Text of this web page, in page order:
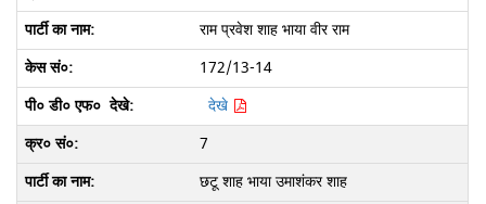
राम प्रवेश शाह भाया वीर राम
172/13-14
देखे
7
छटू शाह भाया उमाशंकर शाह